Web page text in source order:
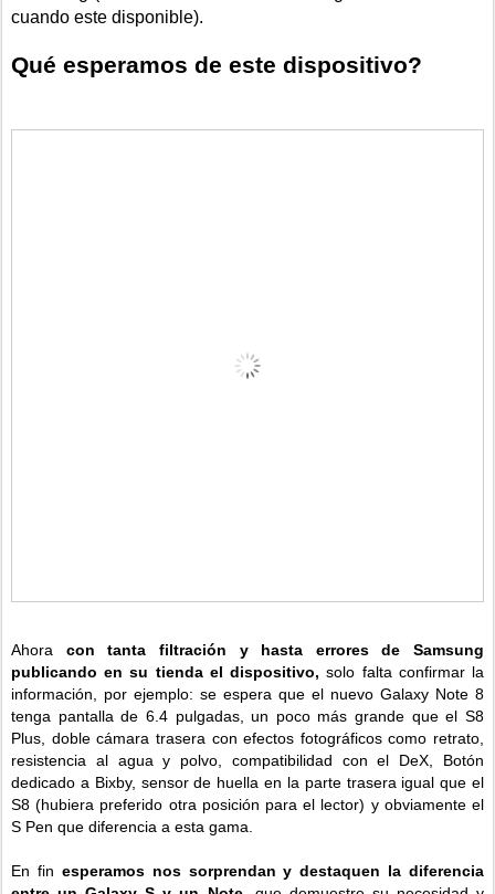
cuando este disponible).
Qué esperamos de este dispositivo?
Ahora con tanta filtración y hasta errores de Samsung
publicando en su tienda el dispositivo, solo falta confirmar la
información, por ejemplo: se espera que el nuevo Galaxy Note 8
tenga pantalla de 6.4 pulgadas, un poco más grande que el S8
Plus, doble cámara trasera con efectos fotográficos como retrato,
resistencia al agua y polvo, compatibilidad con el DeX, Botón
dedicado a Bixby, sensor de huella en la parte trasera igual que el
S8 (hubiera preferido otra posición para el lector) y obviamente el
S Pen que diferencia a esta gama.
En fin esperamos nos sorprendan y destaquen la diferencia